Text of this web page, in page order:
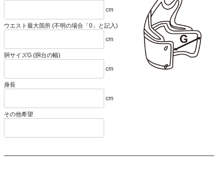
cm
ウエスト最大箇所 (不明の場合「0」と記入)
cm
胴サイズG (胴台の幅)
cm
身長
cm
その他希望